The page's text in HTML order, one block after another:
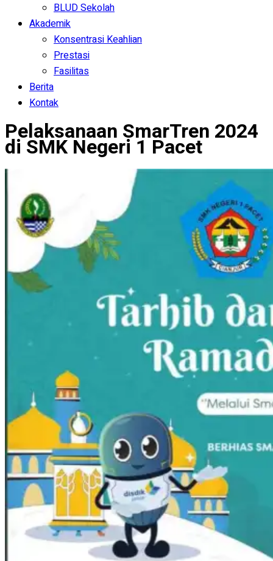
BLUD Sekolah
Akademik
Konsentrasi Keahlian
Prestasi
Fasilitas
Berita
Kontak
Pelaksanaan SmarTren 2024
di SMK Negeri 1 Pacet